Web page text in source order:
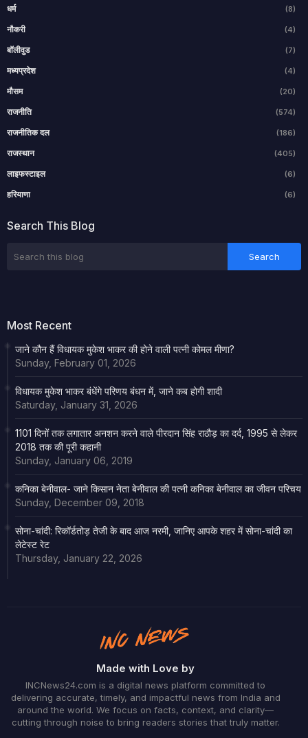
धर्म (8)
नौकरी (4)
बॉलीवुड (7)
मध्यप्रदेश (4)
मौसम (20)
राजनीति (574)
राजनीतिक दल (186)
राजस्थान (405)
लाइफस्टाइल (6)
हरियाणा (6)
Search This Blog
Most Recent
जाने कौन हैं विधायक मुकेश भाकर की होने वाली पत्नी कोमल मीणा?
Sunday, February 01, 2026
विधायक मुकेश भाकर बंधेंगे परिणय बंधन में, जाने कब होगी शादी
Saturday, January 31, 2026
1101 दिनों तक लगातार अनशन करने वाले पीरदान सिंह राठौड़ का दर्द, 1995 से लेकर
2018 तक की पूरी कहानी
Sunday, January 06, 2019
कनिका बेनीवाल- जाने किसान नेता बेनीवाल की पत्नी कनिका बेनीवाल का जीवन परिचय
Sunday, December 09, 2018
सोना-चांदी: रिकॉर्डतोड़ तेजी के बाद आज नरमी, जानिए आपके शहर में सोना-चांदी का
लेटेस्ट रेट
Thursday, January 22, 2026
Made with Love by
INCNews24.com is a digital news platform committed to
delivering accurate, timely, and impactful news from India and
around the world. We focus on facts, context, and clarity—
cutting through noise to bring readers stories that truly matter.